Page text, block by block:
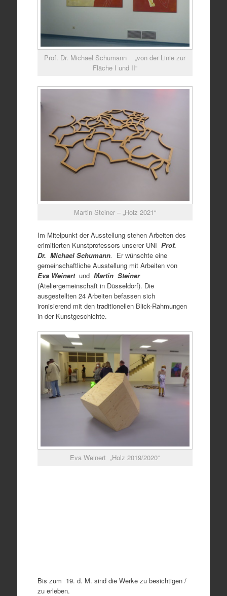
Prof. Dr. Michael Schumann „von der Linie zur
Fläche I und II“
Martin Steiner – „Holz 2021“
Im Mitelpunkt der Ausstellung stehen Arbeiten des
erimitierten Kunstprofessors unserer UNI Prof.
Dr. Michael Schumann. Er wünschte eine
gemeinschaftliche Ausstellung mit Arbeiten von
Eva Weinert und Martin Steiner
(Ateliergemeinschaft in Düsseldorf). Die
ausgestellten 24 Arbeiten befassen sich
ironisierend mit den traditionellen Blick-Rahmungen
in der Kunstgeschichte.
Eva Weinert „Holz 2019/2020“
Bis zum 19. d. M. sind die Werke zu besichtigen /
zu erleben.